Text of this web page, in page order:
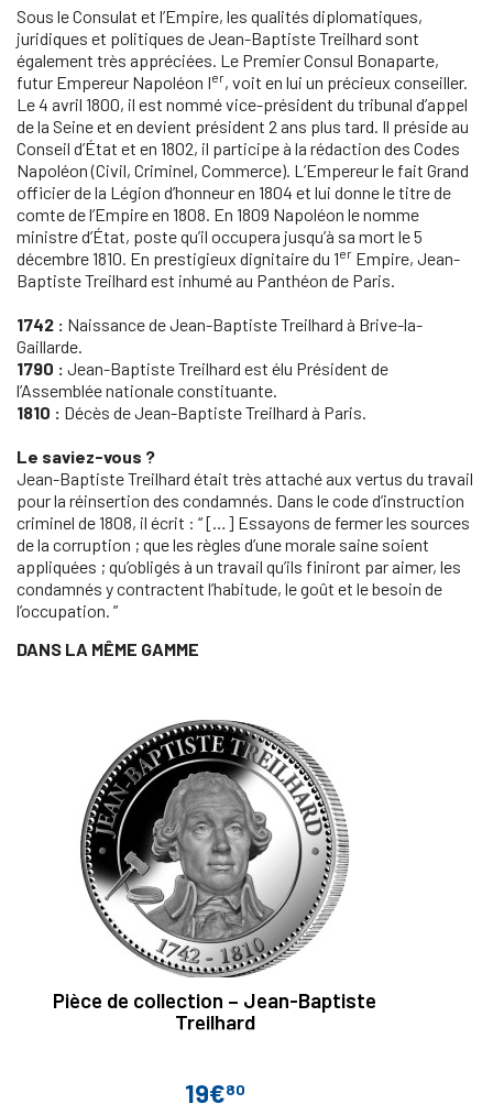
Sous le Consulat et l’Empire, les qualités diplomatiques,
juridiques et politiques de Jean-Baptiste Treilhard sont
également très appréciées. Le Premier Consul Bonaparte,
futur Empereur Napoléon Ier, voit en lui un précieux conseiller.
Le 4 avril 1800, il est nommé vice-président du tribunal d’appel
de la Seine et en devient président 2 ans plus tard. Il préside au
Conseil d’État et en 1802, il participe à la rédaction des Codes
Napoléon (Civil, Criminel, Commerce). L’Empereur le fait Grand
officier de la Légion d’honneur en 1804 et lui donne le titre de
comte de l’Empire en 1808. En 1809 Napoléon le nomme
ministre d’État, poste qu’il occupera jusqu’à sa mort le 5
décembre 1810. En prestigieux dignitaire du 1er Empire, Jean-
Baptiste Treilhard est inhumé au Panthéon de Paris.
1742 : Naissance de Jean-Baptiste Treilhard à Brive-la-
Gaillarde.
1790 : Jean-Baptiste Treilhard est élu Président de
l’Assemblée nationale constituante.
1810 : Décès de Jean-Baptiste Treilhard à Paris.
Le saviez-vous ?
Jean-Baptiste Treilhard était très attaché aux vertus du travail
pour la réinsertion des condamnés. Dans le code d’instruction
criminel de 1808, il écrit : “ […] Essayons de fermer les sources
de la corruption ; que les règles d’une morale saine soient
appliquées ; qu’obligés à un travail qu’ils finiront par aimer, les
condamnés y contractent l’habitude, le goût et le besoin de
l’occupation. ”
DANS LA MÊME GAMME
Pièce de collection – Jean-Baptiste
Treilhard
Prix
19€80